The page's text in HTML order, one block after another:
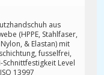
aus
(HPPE, Stahlfaser,
& Elastan) mit
fusselfrei,
Schnittfestigkeit Level
13997